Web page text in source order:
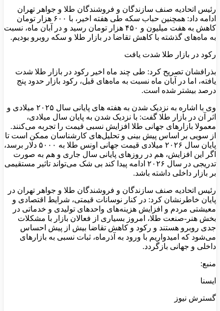
رئیس اتحادیه صنف سازندگان و فروشندگان طلا و جواهر تهران
ادامه داد: همچنین حباب سکه طی هفته اخیر، با ۶۰۰ هزار تومان
کاهش به هفت میلیون و ۴۵۰ هزار تومان رسید و در آبان ماه، نسبت
به ماه‌های گذشته با کاهش تقاضا در بازار طلا و سکه روبرو بودیم.
رکود در بازار طلا شدت یافت
بذرافشان تصریح کرد: طی چند ماه اخیر رکود در بازار طلا شدت
یافته، اما در آبان ماه نسبت به ماه‌های قبل، رکود بازار حدود پنج
درصد بیشتر شده است.
وی با اشاره به نزدیک شدن به هفته های پایانی سال ۲۰۲۵ میلادی و
اثر آن در بازار طلا گفت: با نزدیک شدن به پایان سال میلادی،
معمولا بازارهای جهانی طلا افزایش نسبی قیمت را تجربه می‌کنند.
از سویی بر اساس پیش بینی و تحلیل‌های کارشناسان ممکن است تا
پایان سال ۲۰۲۶ میلادی قیمت جهانی اونس طلا به ۵۰۰۰ دلار برسد،
اگر این افزایش، هم در روزهای پایانی سال جاری و هم به صورت
تدریجی در سال ۲۰۲۶ ادامه پیدا کند بی شک می‌تواند تاثیر مستقیمی
بر بازار داخلی داشته باشد.
رئیس اتحادیه صنف سازندگان و فروشندگان طلا و جواهر تهران در
پایان خاطرنشان کرد: در کنار نوسانات قیمتی، شرایط اقتصادی و
معیشتی مردم و افزایش هزینه‌های واحدهای تولیدی و خدماتی در
بخش هنر-صنعت طلا، امروز بسیاری از فعالان بازار با مشکلات
جدی روبرو هستند و رکود و کاهش تقاضا بیش از پیش احساس
می‌شود که امیدواریم با ورود به آذرماه، ثبات نسبی به بازارهای
داخلی و جهانی بازگردد.
منبع:
ایسنا
گسترش نیوز